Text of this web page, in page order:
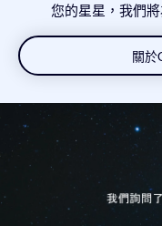
您的星星，我們
關於